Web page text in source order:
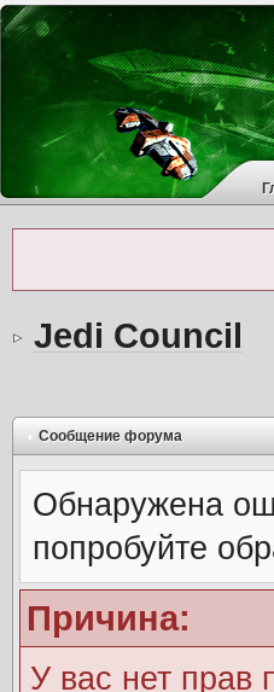
Jedi Council
Сообщение форума
Обнаружена
попробуйте
Причина:
У вас нет прав